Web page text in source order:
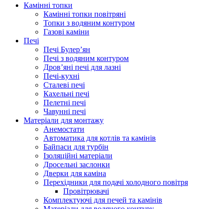
Камінні топки
Камінні топки повітряні
Топки з водяним контуром
Газові каміни
Печі
Печі Булер’ян
Печі з водяним контуром
Дров’яні печі для лазні
Печі-кухні
Сталеві печі
Кахельні печі
Пелетні печі
Чавунні печі
Матеріали для монтажу
Анемостати
Автоматика для котлів та камінів
Байпаси для турбін
Ізоляційні матеріали
Дросельні заслонки
Дверки для каміна
Перехідники для подачі холодного повітря
Провітрювачі
Комплектуючі для печей та камінів